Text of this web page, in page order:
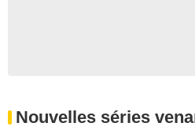
Nouvelles séries